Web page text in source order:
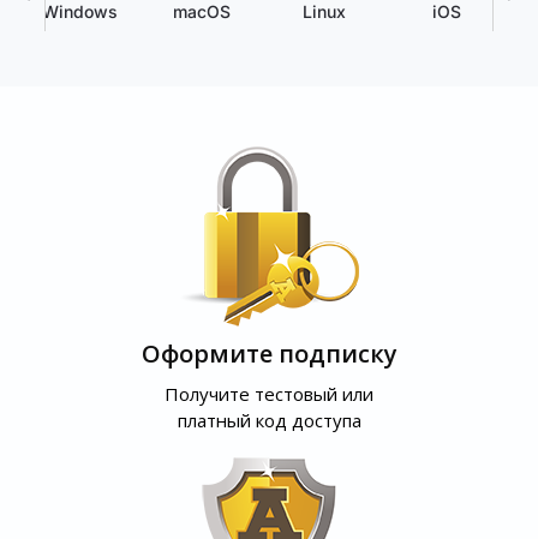
Windows macOS Linux iOS
Оформите подписку
Получите тестовый или
платный код доступа